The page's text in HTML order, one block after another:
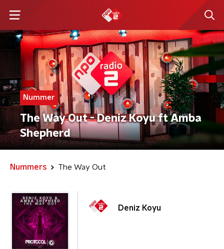
Nummer
The Way Out - Deniz Koyu ft Amba
Shepherd
Nummers The Way Out
Deniz Koyu